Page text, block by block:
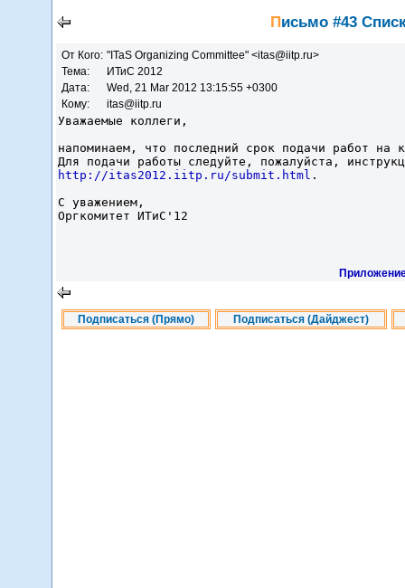
Письмо #43
От Кого: "ITaS Organizing Committee" <itas@iitp.ru>
Тема:
ИТиС 2012
Дата:
Wed, 21 Mar 2012 13:15:55 +0300
Кому:
itas@iitp.ru
Уважаемые коллеги,
напоминаем, что последний срок подачи работ
Для подачи работы следуйте, пожалуйста,
http://itas2012.iitp.ru/submit.html .
С уважением,
Оргкомитет ИТиС'12
Подписаться (Прямо) Подписаться (Дайджест)